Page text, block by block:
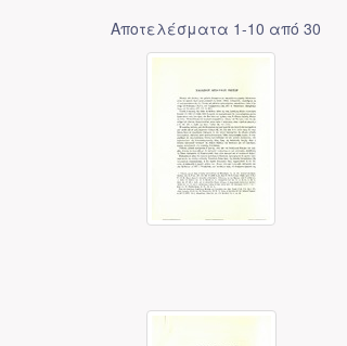
Αποτελέσματα 1-10 από 30